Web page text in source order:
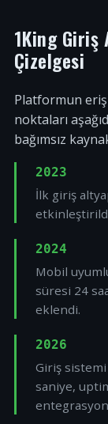
1King Giriş
Çizelgesi
Platformun
noktaları
bağımsız
2023
İlk giriş
2024
Mobil
süresi 24
eklendi.
2026
Giriş
saniye,